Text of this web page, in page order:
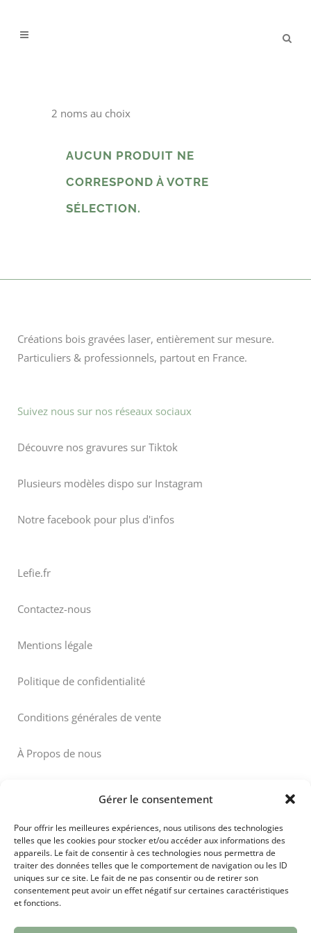
Gérer le consentement
Pour offrir les meilleures expériences, nous utilisons des technologies
telles que les cookies pour stocker et/ou accéder aux informations des
appareils. Le fait de consentir à ces technologies nous permettra de
traiter des données telles que le comportement de navigation ou les ID
uniques sur ce site. Le fait de ne pas consentir ou de retirer son
consentement peut avoir un effet négatif sur certaines caractéristiques
et fonctions.
2 noms au choix
AUCUN PRODUIT NE
CORRESPOND À VOTRE
SÉLECTION.
Créations bois gravées laser, entièrement sur mesure.
Particuliers & professionnels, partout en France.
Suivez nous sur nos réseaux sociaux
Découvre nos gravures sur Tiktok
Plusieurs modèles dispo sur Instagram
Notre facebook pour plus d'infos
Lefie.fr
Contactez-nous
Mentions légale
Politique de confidentialité
Conditions générales de vente
À Propos de nous
Paiement sécurisé